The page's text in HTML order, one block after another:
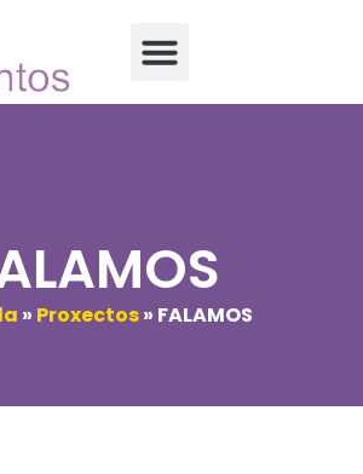
» Proxectos» FALAMOS